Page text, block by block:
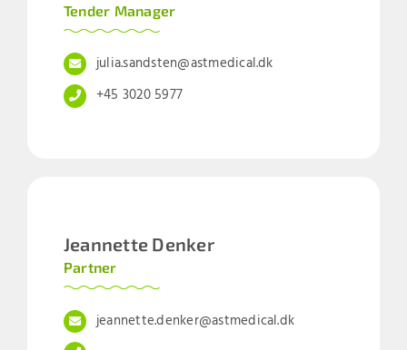
Tender Manager
julia.sandsten@astmedical.dk
+45 3020 5977
Jeannette Denker
Partner
jeannette.denker@astmedical.dk